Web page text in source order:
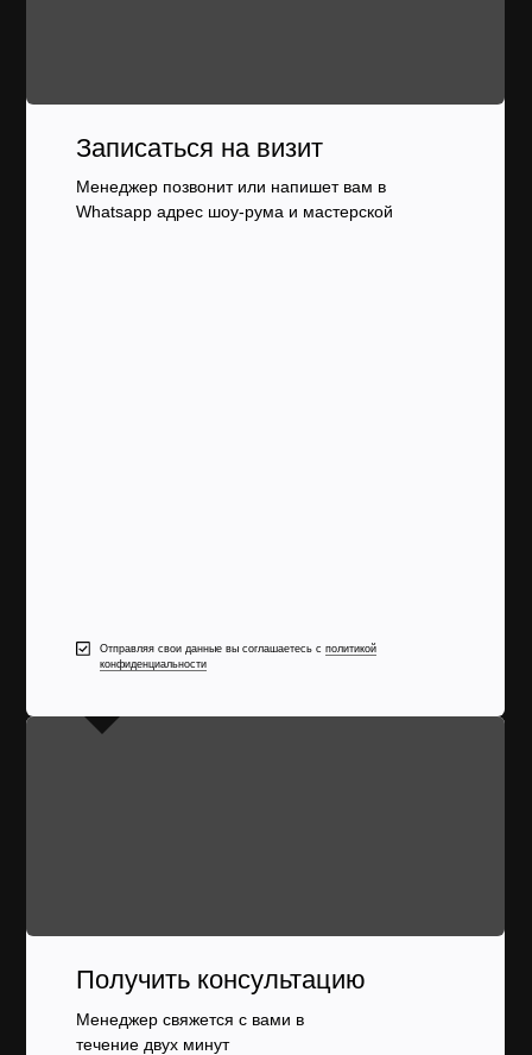
Записаться на визит
Менеджер позвонит или напишет вам в
Whatsapp адрес шоу-рума и мастерской
Отправляя свои данные вы соглашаетесь с политикой
конфиденциальности
Получить консультацию
Менеджер свяжется с вами в
течение двух минут